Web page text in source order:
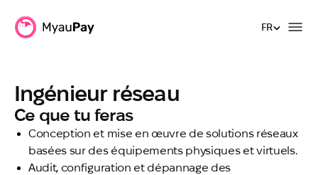
FR
Ingénieur réseau
Ce que tu feras
Conception et mise en œuvre de solutions réseaux
basées sur des équipements physiques et virtuels.
Audit, configuration et dépannage des